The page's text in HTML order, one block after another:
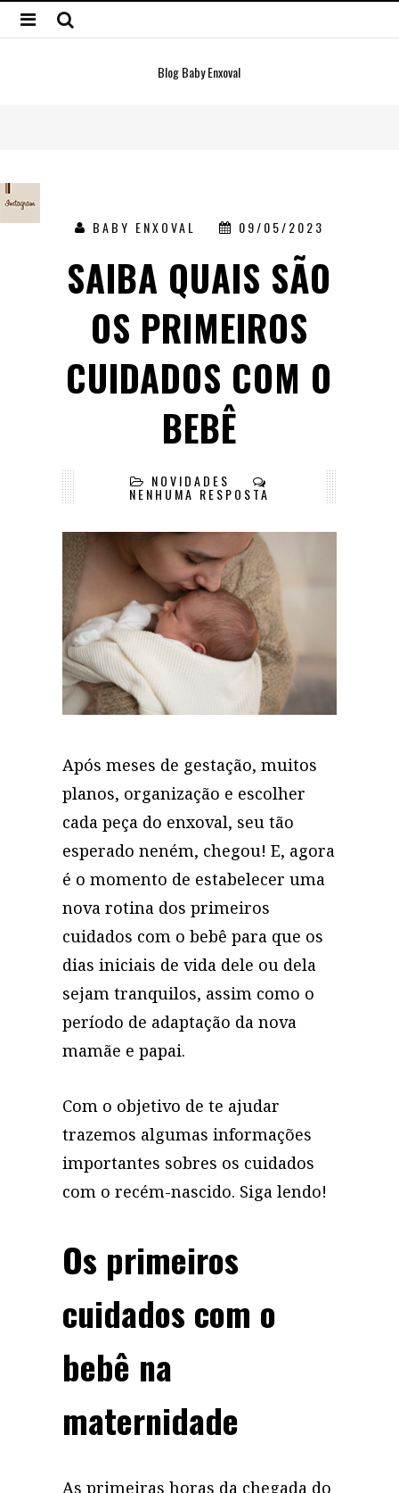
Blog Baby Enxoval
BABY ENXOVAL 09/05/2023
SAIBA QUAIS SÃO
OS PRIMEIROS
CUIDADOS COM O
BEBÊ
NOVIDADES
NENHUMA RESPOSTA
Após meses de gestação, muitos
planos, organização e escolher
cada peça do enxoval, seu tão
esperado neném, chegou! E, agora
é o momento de estabelecer uma
nova rotina dos primeiros
cuidados com o bebê para que os
dias iniciais de vida dele ou dela
sejam tranquilos, assim como o
período de adaptação da nova
mamãe e papai.
Com o objetivo de te ajudar
trazemos algumas informações
importantes sobres os cuidados
com o recém-nascido. Siga lendo!
Os primeiros
cuidados com o
bebê na
maternidade
As primeiras horas da chegada do